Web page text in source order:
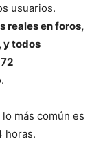
usuarios.
reales en foros,
y todos
lo más común es
horas.